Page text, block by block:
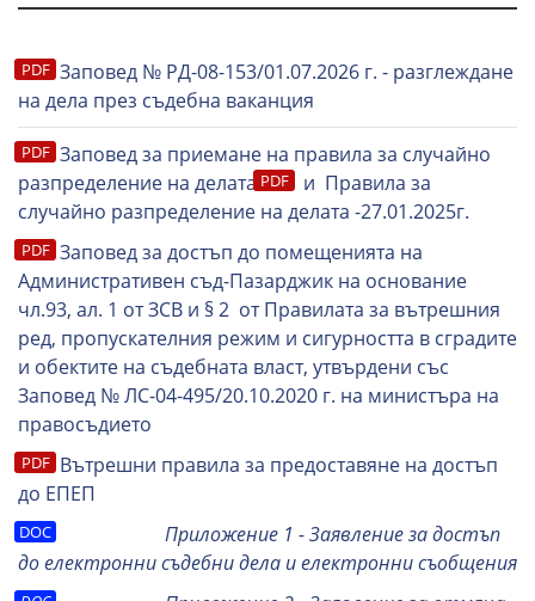
Заповед № РД-08-153/01.07.2026 г. - разглеждане
на дела през съдебна ваканция
Заповед за приемане на правила за случайно
разпределение на делата
и Правила за
случайно разпределение на делата -27.01.2025г.
Заповед за достъп до помещенията на
Административен съд-Пазарджик на основание
чл.93, ал. 1 от ЗСВ и § 2 от Правилата за вътрешния
ред, пропускателния режим и сигурността в сградите
и обектите на съдебната власт, утвърдени със
Заповед № ЛС-04-495/20.10.2020 г. на министъра на
правосъдието
Вътрешни правила за предоставяне на достъп
до ЕПЕП
Приложение 1 - Заявление за достъп
до електронни съдебни дела и електронни съобщения